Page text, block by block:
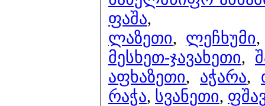
ფაშა,
ლაზეთი, ლეჩხუმი
მესხეთ-ჯავახეთი,
აფხაზეთი, აჭარა,
რაჭა, სვანეთი,